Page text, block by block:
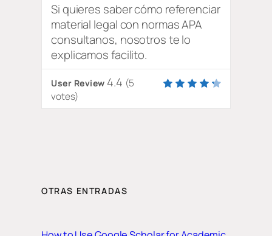
Si quieres saber cómo referenciar
material legal con normas APA
consultanos, nosotros te lo
explicamos facilito.
User Review 4.4 (5
votes)
OTRAS ENTRADAS